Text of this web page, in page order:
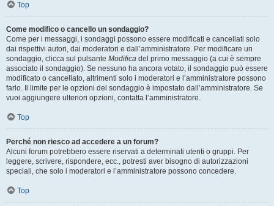
Top
Come modifico o cancello un sondaggio?
Come per i messaggi, i sondaggi possono essere modificati e cancellati solo
dai rispettivi autori, dai moderatori e dall’amministratore. Per modificare un
sondaggio, clicca sul pulsante Modifica del primo messaggio (a cui è sempre
associato il sondaggio). Se nessuno ha ancora votato, il sondaggio può essere
modificato o cancellato, altrimenti solo i moderatori e l’amministratore possono
farlo. Il limite per le opzioni del sondaggio è impostato dall’amministratore. Se
vuoi aggiungere ulteriori opzioni, contatta l’amministratore.
Top
Perché non riesco ad accedere a un forum?
Alcuni forum potrebbero essere riservati a determinati utenti o gruppi. Per
leggere, scrivere, rispondere, ecc., potresti aver bisogno di autorizzazioni
speciali, che solo i moderatori e l’amministratore possono concedere.
Top